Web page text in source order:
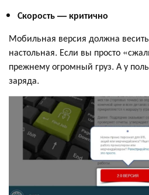
Скорость — критично
Мобильная версия должна
настольная. Если вы просто
прежнему огромный груз. А у
заряда.